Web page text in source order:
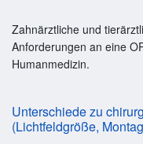
Zahnärztliche und
Anforderungen an eine
Humanmedizin.
Unterschiede zu
(Lichtfeldgröße,